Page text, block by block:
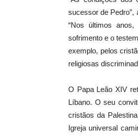
sucessor de Pedro”,
“Nos últimos
sofrimento e o
exemplo, pelos
religiosas
O Papa Leão XIV
Líbano. O seu
cristãos da
Igreja universal